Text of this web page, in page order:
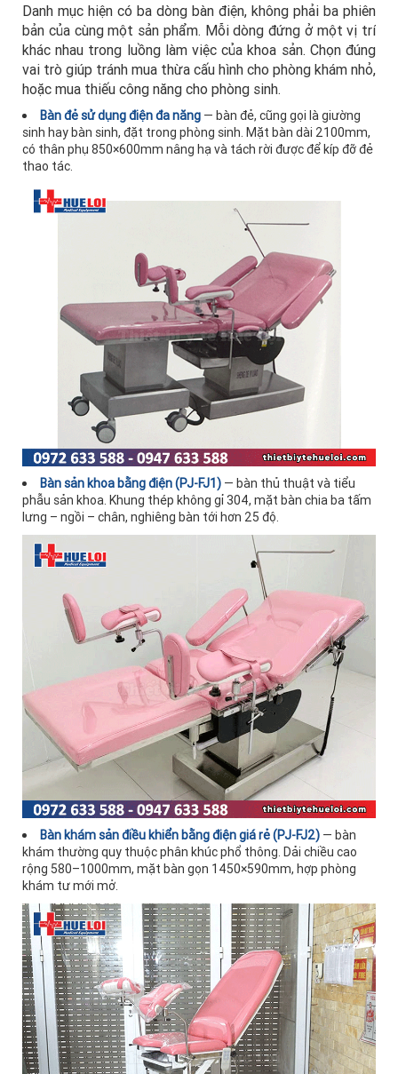
Danh mục hiện có ba dòng bàn điện, không phải ba phiên
bản của cùng một sản phẩm. Mỗi dòng đứng ở một vị trí
khác nhau trong luồng làm việc của khoa sản. Chọn đúng
vai trò giúp tránh mua thừa cấu hình cho phòng khám nhỏ,
hoặc mua thiếu công năng cho phòng sinh.
Bàn đẻ sử dụng điện đa năng — bàn đẻ, cũng gọi là giường
sinh hay bàn sinh, đặt trong phòng sinh. Mặt bàn dài 2100mm,
có thân phụ 850×600mm nâng hạ và tách rời được để kíp đỡ đẻ
thao tác.
Bàn sản khoa bằng điện (PJ-FJ1) — bàn thủ thuật và tiểu
phẫu sản khoa. Khung thép không gỉ 304, mặt bàn chia ba tấm
lưng – ngồi – chân, nghiêng bàn tới hơn 25 độ.
Bàn khám sản điều khiển bằng điện giá rẻ (PJ-FJ2) — bàn
khám thường quy thuộc phân khúc phổ thông. Dải chiều cao
rộng 580–1000mm, mặt bàn gọn 1450×590mm, hợp phòng
khám tư mới mở.